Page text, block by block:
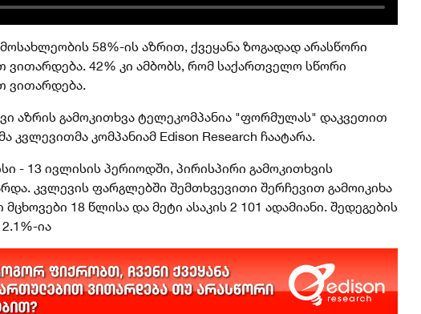
58%-ის აზრით, ქვეყანა ზოგადად არასწორი
ვითარდება. 42% კი ამბობს, რომ საქართველო სწორი
ვითარდება.
აზრის გამოკითხვა ტელეკომპანია "ფორმულას" დაკვეთით
კვლევითმა კომპანიამ Edison Research ჩაატარა.
- 13 ივლისის პერიოდში, პირისპირი გამოკითხვის
კვლევის ფარგლებში შემთხვევითი შერჩევით გამოიკიხა
18 წლისა და მეტი ასაკის 2 101 ადამიანი. შედეგების
ია